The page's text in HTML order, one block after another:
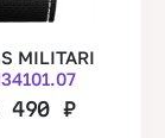
MILITARI
490 ₽